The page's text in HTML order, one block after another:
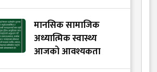
मानसिक सामाजिक
अध्यात्मिक स्वास्थ्य
आजको आवश्यकता